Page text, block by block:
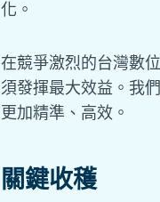
化。
在競爭激烈的台灣數
須發揮最大效益。我
更加精準、高效。
關鍵收穫